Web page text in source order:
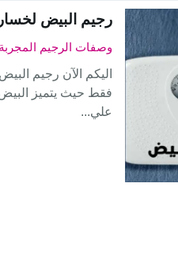
رجيم البيض لخسارة 7 كيلو في اسبوع
وصفات الرجيم المجربة
فقط حيث يتميز البيض
علي...